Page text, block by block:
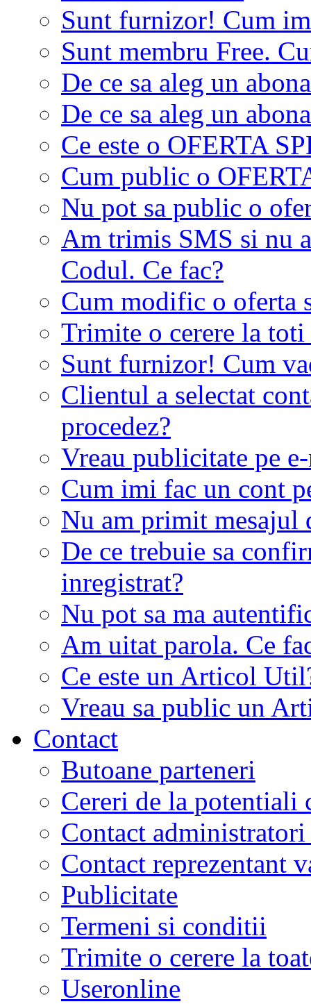
Sunt furnizor! Cum
Sunt membru Free.
De ce sa aleg un
De ce sa aleg un
Ce este o OFERTA
Cum public o
Nu pot sa public o
Am trimis SMS si nu
Codul. Ce fac?
Cum modific o oferta
Trimite o cerere la
Sunt furnizor! Cum
Clientul a selectat
procedez?
Vreau publicitate pe
Cum imi fac un cont
Nu am primit mesajul
De ce trebuie sa
inregistrat?
Nu pot sa ma
Am uitat parola. Ce
Ce este un Articol
Vreau sa public un
Contact
Butoane parteneri
Cereri de la potentiali
Contact
Contact reprezentant
Publicitate
Termeni si conditii
Trimite o cerere la
Useronline